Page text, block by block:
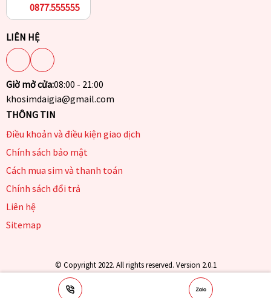
0877.555555
LIÊN HỆ
Giờ mở cửa:08:00 - 21:00
khosimdaigia@gmail.com
THÔNG TIN
Điều khoản và điều kiện giao dịch
Chính sách bảo mật
Cách mua sim và thanh toán
Chính sách đổi trả
Liên hệ
Sitemap
© Copyright 2022. All rights reserved. Version 2.0.1